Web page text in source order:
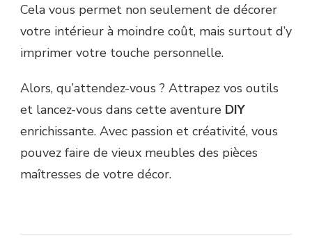
Cela vous permet non seulement de décorer
votre intérieur à moindre coût, mais surtout d’y
imprimer votre touche personnelle.
Alors, qu’attendez-vous ? Attrapez vos outils
et lancez-vous dans cette aventure DIY
enrichissante. Avec passion et créativité, vous
pouvez faire de vieux meubles des pièces
maîtresses de votre décor.